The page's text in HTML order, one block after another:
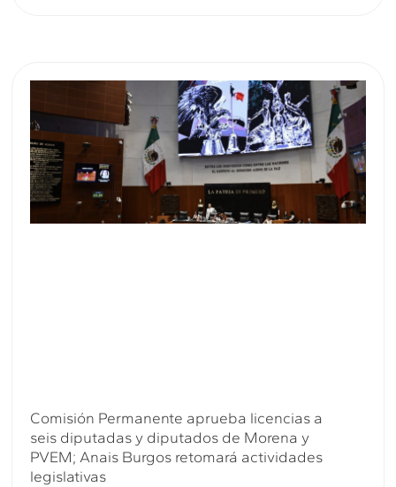
Comisión Permanente aprueba licencias a
seis diputadas y diputados de Morena y
PVEM; Anais Burgos retomará actividades
legislativas